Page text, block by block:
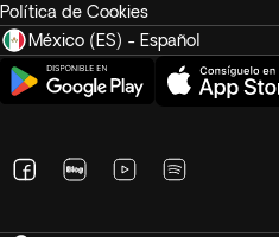
Política de Cookies
México (ES) - Español